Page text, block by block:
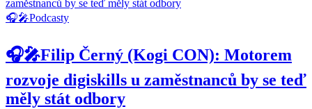
🎧🎤Podcasty
🎧🎤Filip Černý (Kogi CON): Motorem
rozvoje digiskills u zaměstnanců by se teď
měly stát odbory